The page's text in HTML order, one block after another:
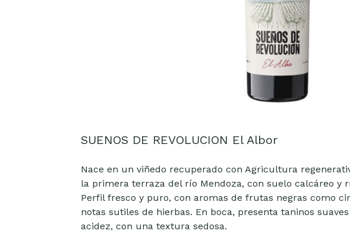
SUENOS DE REVOLUCION El Albor
Nace en un viñedo recuperado con Agricultura
la primera terraza del río Mendoza, con suelo calcáreo y
Perfil fresco y puro, con aromas de frutas negras como
notas sutiles de hierbas. En boca, presenta taninos
acidez, con una textura sedosa.